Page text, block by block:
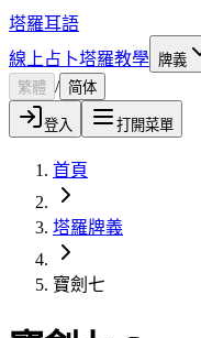
塔羅耳語
線上占卜塔羅教學 牌義
繁體 / 简体
登入 打開菜單
首頁
塔羅牌義
寶劍七